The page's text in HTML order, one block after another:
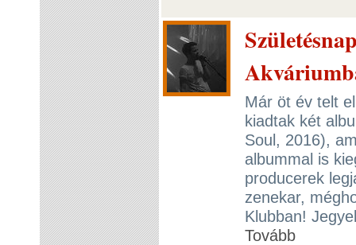
Már öt év telt
kiadtak két
Soul, 2016),
albummal is
producerek
zenekar,
Klubban!
Tovább